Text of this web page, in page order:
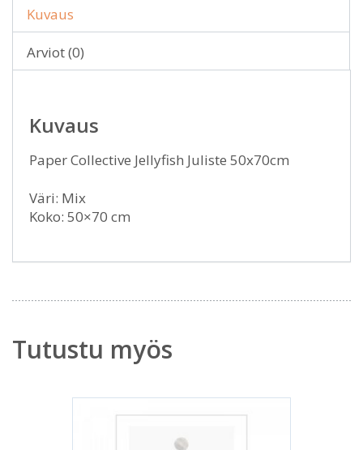
Kuvaus
Arviot (0)
Kuvaus
Paper Collective Jellyfish Juliste 50x70cm
Väri: Mix
Koko: 50×70 cm
Tutustu myös